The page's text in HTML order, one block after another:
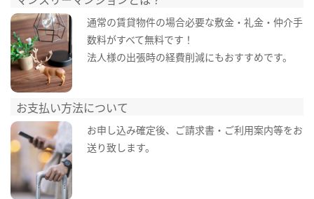
通常の賃貸物件の場合必要な敷金・礼金・仲介手
数料がすべて無料です！
法人様の出張時の経費削減にもおすすめです。
お支払い方法について
お申し込み確定後、ご請求書・ご利用案内等をお
送り致します。